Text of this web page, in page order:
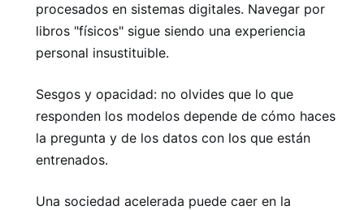
procesados ​​en sistemas digitales. Navegar por
libros "físicos" sigue siendo una experiencia
personal insustituible.
Sesgos y opacidad: no olvides que lo que
responden los modelos depende de cómo haces
la pregunta y de los datos con los que están
entrenados.
Una sociedad acelerada puede caer en la